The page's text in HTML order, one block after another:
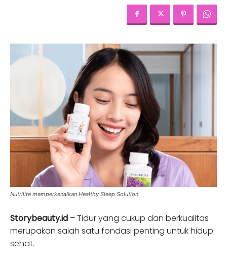
Nutrilite memperkenalkan Healthy Sleep Solution
Storybeauty.id – Tidur yang cukup dan berkualitas
merupakan salah satu fondasi penting untuk hidup
sehat.